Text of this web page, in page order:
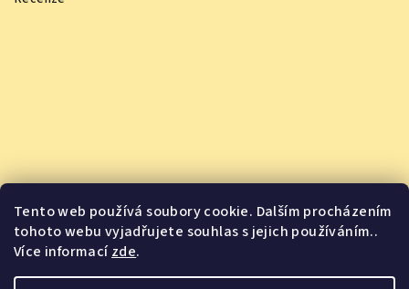
Tento web používá soubory cookie. Dalším procházením
tohoto webu vyjadřujete souhlas s jejich používáním..
Více informacízde.